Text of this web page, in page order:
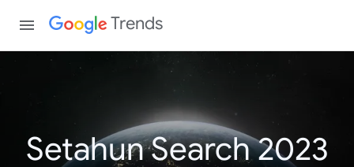
Trends
Setahun Search 2023